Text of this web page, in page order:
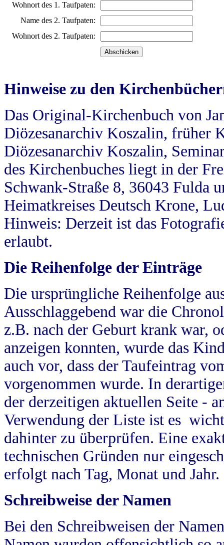
Wohnort des 1. Taufpaten:
Name des 2. Taufpaten:
Wohnort des 2. Taufpaten:
Hinweise zu den
Das Original-Kirchenbuch von
Diözesanarchiv Koszalin, früher
Diözesanarchiv Koszalin,
des Kirchenbuches liegt in der
Schwank-Straße 8, 36043 Fulda
Heimatkreises Deutsch Krone,
Hinweis: Derzeit ist das
erlaubt.
Die Reihenfolge der Einträge
Die ursprüngliche Reihenfolge
Ausschlaggebend war die
z.B. nach der Geburt krank war,
anzeigen konnten, wurde das
auch vor, dass der Taufeintrag
vorgenommen wurde. In
der derzeitigen aktuellen Seite -
Verwendung der Liste ist es
dahinter zu überprüfen. Eine
technischen Gründen nur
erfolgt nach Tag, Monat und Jahr.
Schreibweise der Namen
Bei den Schreibweisen der